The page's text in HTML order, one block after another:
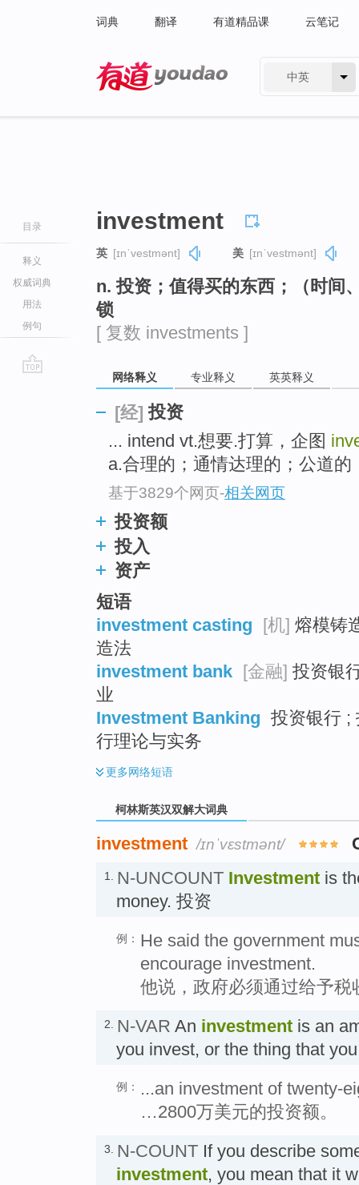
词典 翻译 有道精品课 云笔记
中英
目录
释义
权威词典
用法
例句
investment
英 [ɪnˈvestmənt] 美 [ɪnˈvestmənt]
n. 投资；值得买的东西；（时间
锁
[ 复数 investments ]
网络释义 专业释义 英英释义
[经] 投资
... intend vt.想要.打算，企图
a.合理的；通情达理的；公道的
基于3829个网页-相关网页
投资额
投入
资产
短语
investment casting [机] 熔模铸
造法
investment bank [金融] 投资银
业
Investment Banking 投资银行 ;
行理论与实务
更多网络短语
柯林斯英汉双解大词典
investment /ɪnˈvɛstmənt/
1. N-UNCOUNT Investment is
money. 投资
例： He said the government
encourage investment.
他说，政府必须通过给予税
2. N-VAR An investment is an
you invest, or the thing that
例：
...an investment of twenty-
…2800万美元的投资额。
3. N-COUNT If you describe
investment, you mean that it